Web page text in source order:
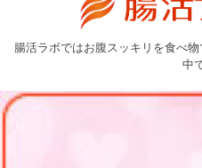
腸活ラボではお腹スッキリを食べ
中